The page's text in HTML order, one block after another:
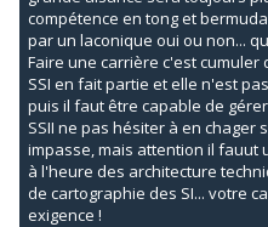
compétence en tong et
par un laconique oui ou non...
Faire une carrière c'est
SSI en fait partie et elle n'est
puis il faut être capable de
SSII ne pas hésiter à en chager
impasse, mais attention il fauut
à l'heure des architecture
de cartographie des SI... votre
exigence !